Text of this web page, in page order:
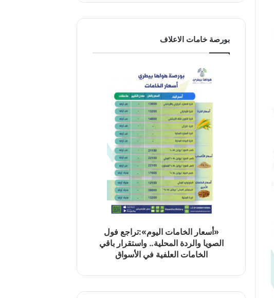
بورصة خامات الاعلاف
«أسعار الخامات اليوم»:تراجع فول
الصويا والردة المحلية.. واستقرار باقي
الخامات العلفية في الأسواق